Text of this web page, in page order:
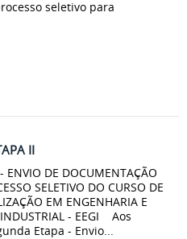
seletivo para
II
ENVIO DE DOCUMENTAÇÃO
SELETIVO DO CURSO DE
EM ENGENHARIA E
INDUSTRIAL - EEGI Aos
Etapa - Envio...